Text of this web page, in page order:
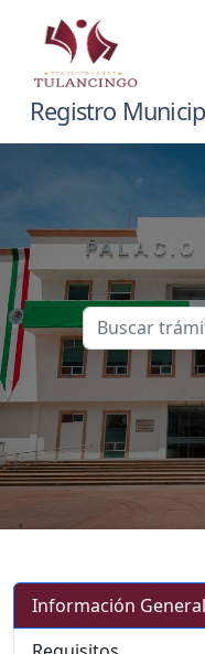
Registro
Información General